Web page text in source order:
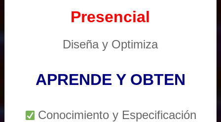
Presencial
Diseña y Optimiza
APRENDE Y OBTEN
Conocimiento y Especificación